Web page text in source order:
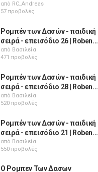
από RC_Andreas
57 προβολές
Ρομπέν των Δασών - παιδική
σειρά - επεισόδιο 26 | Roben...
από Βασιλεία
471 προβολές
Ρομπέν των Δασών - παιδική
σειρά - επεισόδιο 28 | Roben...
από Βασιλεία
520 προβολές
Ρομπέν των Δασών - παιδική
σειρά - επεισόδιο 21 | Roben...
από Βασιλεία
550 προβολές
Ο Ρομπεν Των Δασων